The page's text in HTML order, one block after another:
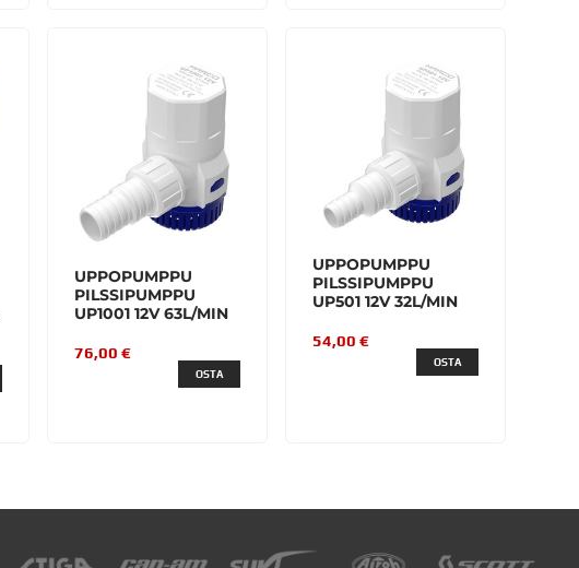
UPPOPUMPPU
PILSSIPUMPPU
UP1001 12V 63L/MIN
76,00 €
OSTA
UPPOPUMPPU
PILSSIPUMPPU
UP501 12V 32L/MIN
54,00 €
OSTA